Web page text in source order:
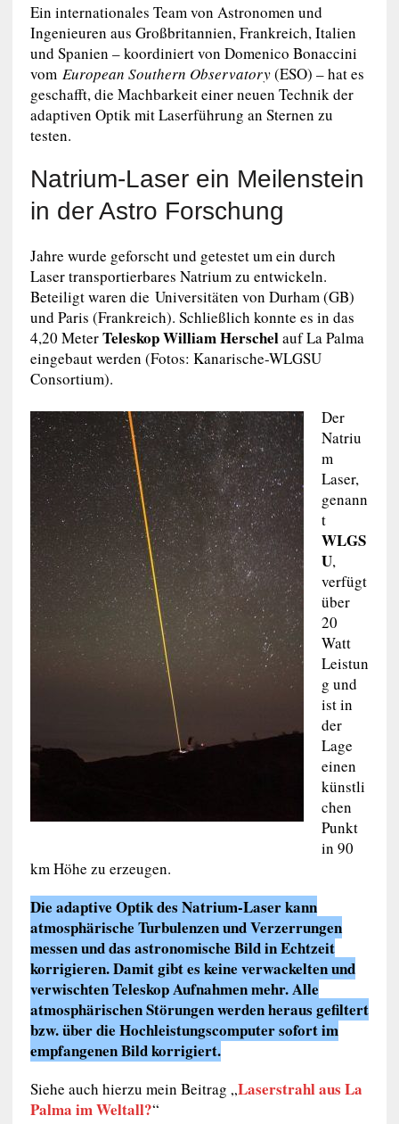
Ein internationales Team von Astronomen und
Ingenieuren aus Großbritannien, Frankreich, Italien
und Spanien – koordiniert von Domenico Bonaccini
vom European Southern Observatory(ESO) – hat es
geschafft, die Machbarkeit einer neuen Technik der
adaptiven Optik mit Laserführung an Sternen zu
testen.
Natrium-Laser ein Meilenstein
in der Astro Forschung
Jahre wurde geforscht und getestet um ein durch
Laser transportierbares Natrium zu entwickeln.
Beteiligt waren die Universitäten von Durham (GB)
und Paris (Frankreich). Schließlich konnte es in das
4,20 MeterTeleskop William Herschelauf La Palma
eingebaut werden (Fotos: Kanarische-WLGSU
Consortium).
Der
Natriu
m
Laser,
genann
t
WLGS
U,
verfügt
über
20
Watt
Leistun
g und
ist in
der
Lage
einen
künstli
chen
Punkt
in 90
km Höhe zu erzeugen.
Die adaptive Optik des Natrium-Laser kann
atmosphärische Turbulenzen und Verzerrungen
messen und das astronomische Bild in Echtzeit
korrigieren. Damit gibt es keine verwackelten und
verwischten Teleskop Aufnahmen mehr. Alle
atmosphärischen Störungen werden heraus gefiltert
bzw. über die Hochleistungscomputer sofort im
empfangenen Bild korrigiert.
Siehe auch hierzu mein Beitrag „Laserstrahl aus La
Palma im Weltall?“